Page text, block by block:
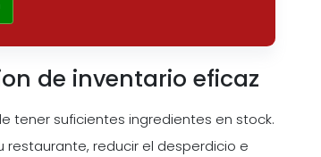
de inventario eficaz
tener suficientes ingredientes en stock.
reducir el desperdicio e